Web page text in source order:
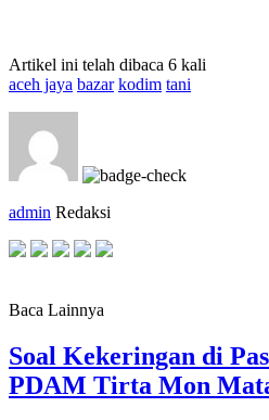
Artikel ini telah dibaca 6 kali
aceh jaya bazar kodim tani
admin Redaksi
Baca Lainnya
Soal Kekeringan di
PDAM Tirta Mon